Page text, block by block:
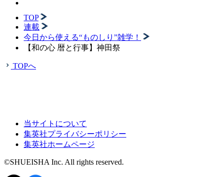
TOP
連載
今日から使える“ものしり”雑学！
【和の心 暦と行事】神田祭
TOPへ
当サイトについて
集英社プライバシーポリシー
集英社ホームページ
©SHUEISHA Inc. All rights reserved.